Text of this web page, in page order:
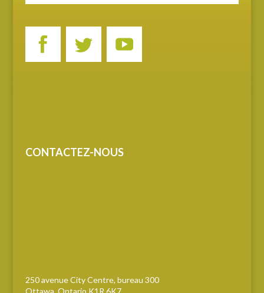
CONTACTEZ-NOUS
250 avenue City Centre, bureau 300